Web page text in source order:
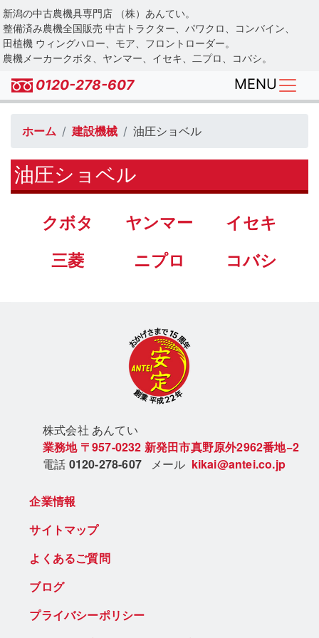
Skip
to
main
content
新潟の中古農機具専門店 （株）あんてい。
整備済み農機全国販売 中古トラクター、パワクロ、コンバイン、
田植機 ウィングハロー、モア、フロントローダー。
農機メーカークボタ、ヤンマー、イセキ、二プロ、コバシ。
0120-278-607 MENU
ホーム 建設機械 油圧ショベル
油圧ショベル
クボタ ヤンマー
イセキ
三菱
ニプロ コバシ
株式会社 あんてい
業務地 〒957-0232 新発田市真野原外2962番地−2
電話 0120-278-607 メール kikai@antei.co.jp
企業情報
サイトマップ
よくあるご質問
ブログ
プライバシーポリシー